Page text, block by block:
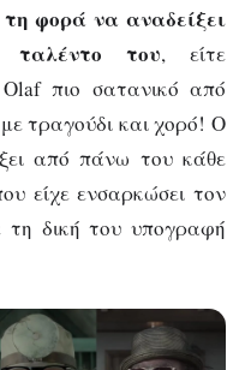
φορά να αναδείξει
ταλέντο του, είτε
πιο σατανικό από
τραγούδι και χορό! Ο
από πάνω του κάθε
είχε ενσαρκώσει τον
τη δική του υπογραφή